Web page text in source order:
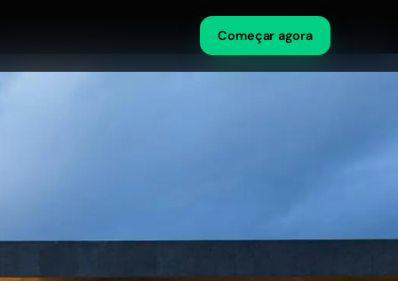
Começar agora